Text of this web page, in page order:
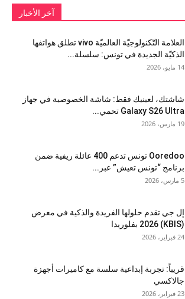
آخر الأخبار
العلامة التّكنولوجيّة العالميّة vivo تطلق هواتفها
الذكيّة الجديدة في تونس: سلسلة...
14 مايو، 2026
شاشتك، لعينيك فقط: شاشة الخصوصية في جهاز
Galaxy S26 Ultra تحمي...
19 مارس، 2026
Ooredoo تونس تدعم 400 عائلة ريفية ضمن
برنامج “تونس تعيش” عبر...
5 مارس، 2026
إل جي تقدم حلولها الفريدة والذكية في معرض
(KBIS) 2026 بفلوريدا
24 فبراير، 2026
قريباً: تجربة إبداعية سلسة مع كاميرات أجهزة
جالاكسي
23 فبراير، 2026